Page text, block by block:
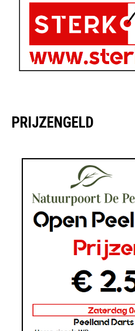
PRIJZENGELD